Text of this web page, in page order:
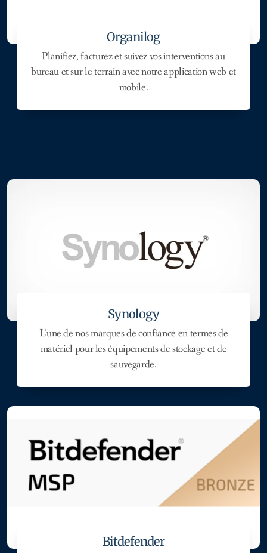
Organilog
Planifiez, facturez et suivez vos interventions au
bureau et sur le terrain avec notre application web et
mobile.
Synology
L'une de nos marques de confiance en termes de
matériel pour les équipements de stockage et de
sauvegarde.
Bitdefender